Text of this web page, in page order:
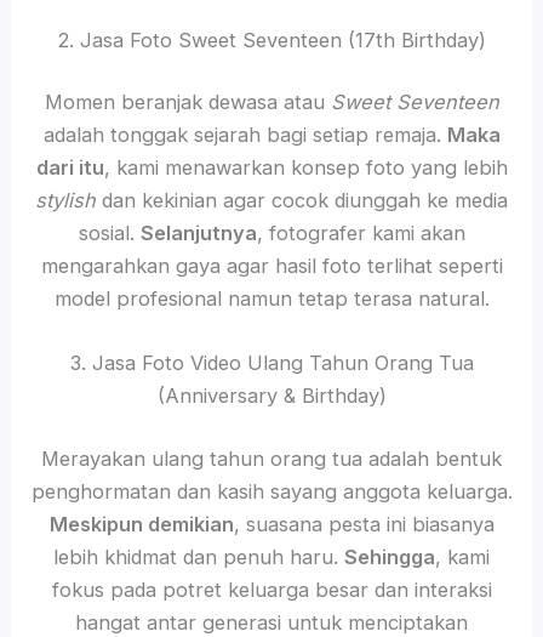
2. Jasa Foto Sweet Seventeen (17th Birthday)
Momen beranjak dewasa atau Sweet Seventeen
adalah tonggak sejarah bagi setiap remaja. Maka
dari itu, kami menawarkan konsep foto yang lebih
stylish dan kekinian agar cocok diunggah ke media
sosial. Selanjutnya, fotografer kami akan
mengarahkan gaya agar hasil foto terlihat seperti
model profesional namun tetap terasa natural.
3. Jasa Foto Video Ulang Tahun Orang Tua
(Anniversary & Birthday)
Merayakan ulang tahun orang tua adalah bentuk
penghormatan dan kasih sayang anggota keluarga.
Meskipun demikian, suasana pesta ini biasanya
lebih khidmat dan penuh haru. Sehingga, kami
fokus pada potret keluarga besar dan interaksi
hangat antar generasi untuk menciptakan